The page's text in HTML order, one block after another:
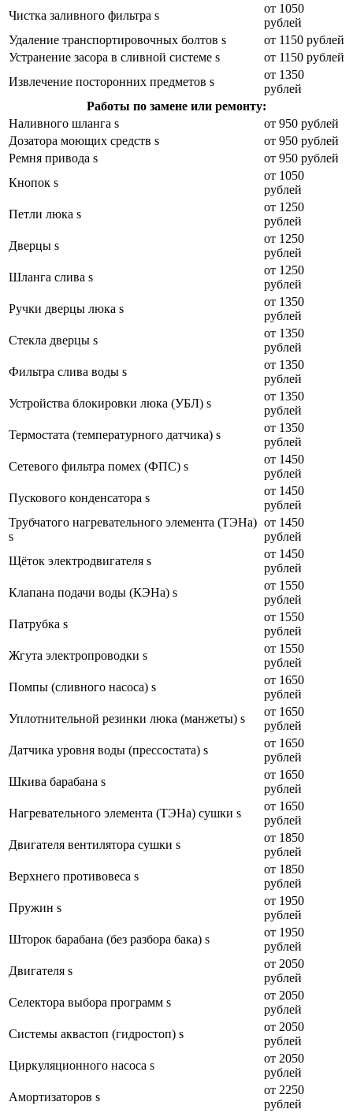
Чистка заливного фильтра s
от 1050
рублей
Удаление транспортировочных болтов s
от 1150 рублей
Устранение засора в сливной системе s
от 1150 рублей
Извлечение посторонних предметов s
от 1350
рублей
Работы по замене или ремонту:
Наливного шланга s
от 950 рублей
Дозатора моющих средств s
от 950 рублей
Ремня привода s
от 950 рублей
Кнопок s
от 1050
рублей
Петли люка s
от 1250
рублей
Дверцы s
от 1250
рублей
Шланга слива s
от 1250
рублей
Ручки дверцы люка s
от 1350
рублей
Стекла дверцы s
от 1350
рублей
Фильтра слива воды s
от 1350
рублей
Устройства блокировки люка (УБЛ) s
от 1350
рублей
Термостата (температурного датчика) s
от 1350
рублей
Сетевого фильтра помех (ФПС) s
от 1450
рублей
Пускового конденсатора s
от 1450
рублей
Трубчатого нагревательного элемента (ТЭНа)
s
от 1450
рублей
Щёток электродвигателя s
от 1450
рублей
Клапана подачи воды (КЭНа) s
от 1550
рублей
Патрубка s
от 1550
рублей
Жгута электропроводки s
от 1550
рублей
Помпы (сливного насоса) s
от 1650
рублей
Уплотнительной резинки люка (манжеты) s
от 1650
рублей
Датчика уровня воды (прессостата) s
от 1650
рублей
Шкива барабана s
от 1650
рублей
Нагревательного элемента (ТЭНа) сушки s
от 1650
рублей
Двигателя вентилятора сушки s
от 1850
рублей
Верхнего противовеса s
от 1850
рублей
Пружин s
от 1950
рублей
Шторок барабана (без разбора бака) s
от 1950
рублей
Двигателя s
от 2050
рублей
Селектора выбора программ s
от 2050
рублей
Системы аквастоп (гидростоп) s
от 2050
рублей
Циркуляционного насоса s
от 2050
рублей
Амортизаторов s
от 2250
рублей